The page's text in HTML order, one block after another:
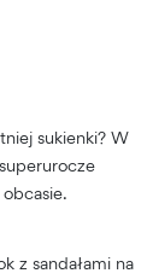
sukienki? W
z sandałami na